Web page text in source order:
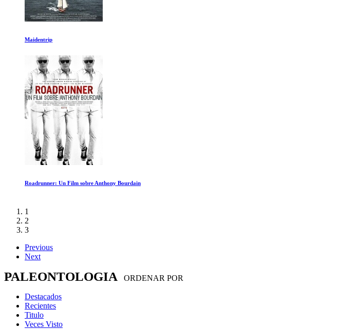
La musica de Paul Simon
La Cueva de los Sueños Olvidados
1
2
3
Previous
Next
PALEONTOLOGIA ORDENAR POR
Destacados
Recientes
Titulo
Veces Visto